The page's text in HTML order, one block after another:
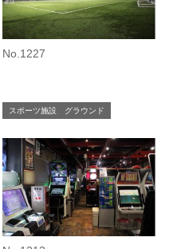
No.1227
スポーツ施設 グラウンド